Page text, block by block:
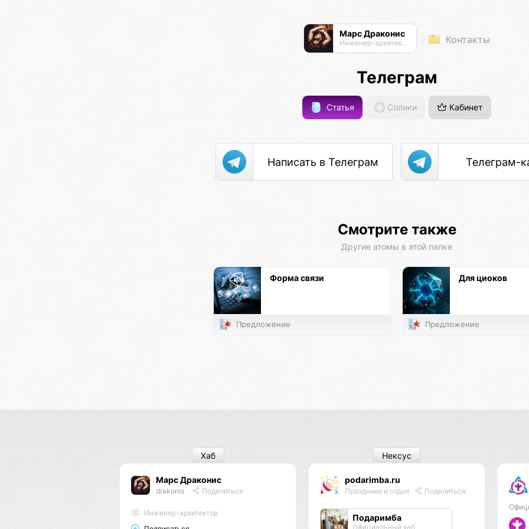
Марс Драконис
Инженер-архитектор Контакты
Телеграм
Статья Солики Кабинет
Написать в Телеграм Телеграм-
Смотрите также
Другие атомы в этой папке
Форма связи
Предложение
Для циоков
Предложение
Марс Драконис
drakonis Поделиться
Инженер-архитектор
Хаб
podarimba.ru
Праздники и отдых Поделиться
Подаримба
Официальный хаб
Нексус